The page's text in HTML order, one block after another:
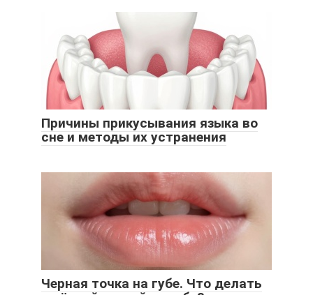
Причины прикусывания языка во
сне и методы их устранения
Черная точка на губе. Что делать